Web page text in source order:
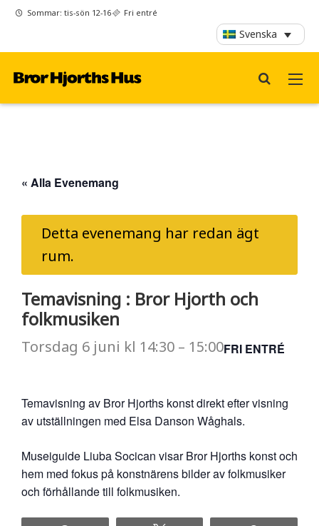
Sommar: tis-sön 12-16 Fri entré
Svenska
« Alla Evenemang
Detta evenemang har redan ägt
rum.
Temavisning : Bror Hjorth och
folkmusiken
Torsdag 6 juni kl 14:30 – 15:00FRI ENTRÉ
Temavisning av Bror Hjorths konst direkt efter visning
av utställningen med Elsa Danson Wåghals.
Museiguide Liuba Socican visar Bror Hjorths konst och
hem med fokus på konstnärens bilder av folkmusiker
och förhållande till folkmusiken.